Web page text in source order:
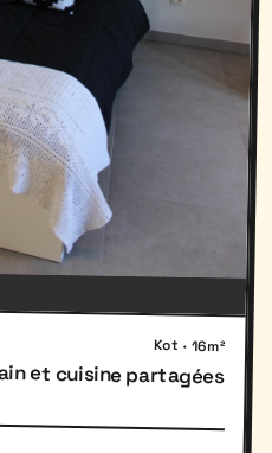
Kot · 16m²
et cuisine partagées